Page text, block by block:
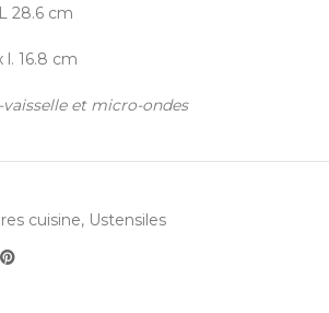
28.6 cm
l. 16.8 cm
et micro-ondes
cuisine, Ustensiles